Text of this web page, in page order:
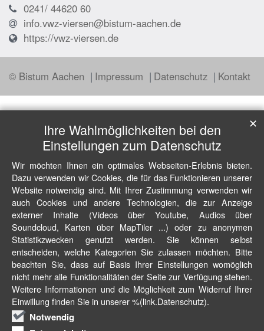
0241/ 44620 60
info.vwz-viersen@bistum-aachen.de
https://vwz-viersen.de
© Bistum Aachen Impressum Datenschutz Kontakt
Ihre Wahlmöglichkeiten bei den
Einstellungen zum Datenschutz
Wir möchten Ihnen ein optimales Webseiten-Erlebnis bieten.
Dazu verwenden wir Cookies, die für das Funktionieren unserer
Website notwendig sind. Mit Ihrer Zustimmung verwenden wir
auch Cookies und andere Technologien, die zur Anzeige
externer Inhalte (Videos über Youtube, Audios über
Soundcloud, Karten über MapTiler ...) oder zu anonymen
Statistikzwecken genutzt werden. Sie können selbst
entscheiden, welche Kategorien Sie zulassen möchten. Bitte
beachten Sie, dass auf Basis Ihrer Einstellungen womöglich
nicht mehr alle Funktionalitäten der Seite zur Verfügung stehen.
Weitere Informationen und die Möglichkeit zum Widerruf Ihrer
Einwillung finden Sie in unserer %(link.Datenschutz).
Notwendig
✕